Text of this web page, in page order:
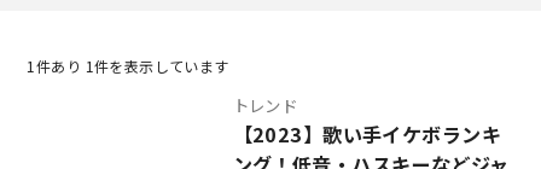
1 件あり 1件を表示しています
トレンド
【2023】歌い手イケボランキ